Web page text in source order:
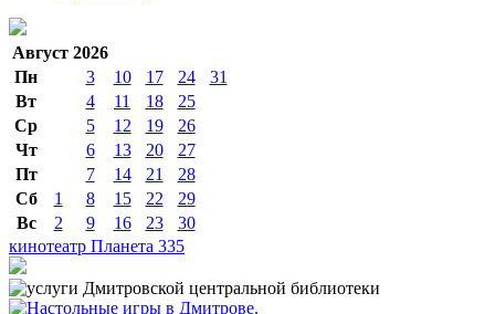
Август 2026
Пн
3 10 17 24
31
Вт
4 11 18
25
Ср
5 12 19
26
Чт
6 13 20
27
Пт
7 14 21
28
Сб
1 8 15 22
29
Вс
2 9 16 23
30
кинотеатр Планета 335